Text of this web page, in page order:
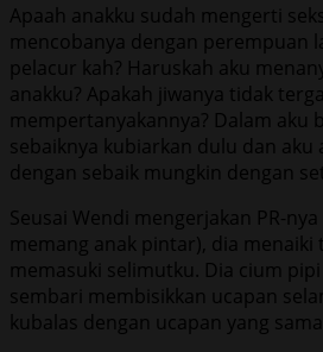
Apaah anakku sudah mengerti
mencobanya dengan perempuan
pelacur kah? Haruskah aku
anakku? Apakah jiwanya tidak
mempertanyakannya? Dalam aku
sebaiknya kubiarkan dulu dan aku
dengan sebaik mungkin dengan
Seusai Wendi mengerjakan PR-
memang anak pintar), dia
memasuki selimutku. Dia cium
sembari membisikkan ucapan
kubalas dengan ucapan yang